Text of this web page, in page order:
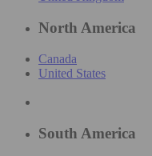
North America
Canada
United States
South America